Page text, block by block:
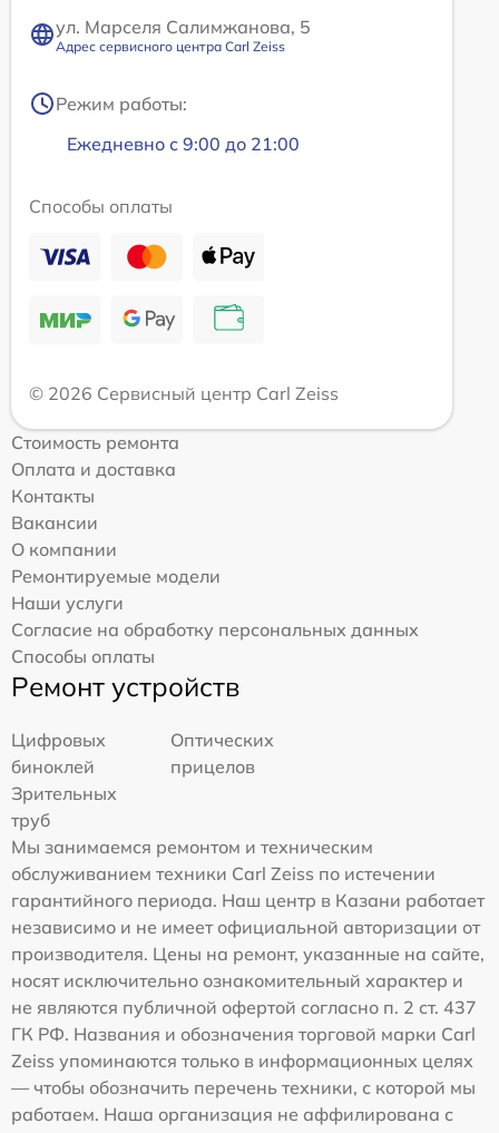
ул. Марселя Салимжанова, 5
Адрес сервисного центра Carl Zeiss
Режим работы:
Ежедневно с 9:00 до 21:00
Способы оплаты
© 2026 Сервисный центр Carl Zeiss
Стоимость ремонта
Оплата и доставка
Контакты
Вакансии
О компании
Ремонтируемые модели
Наши услуги
Согласие на обработку персональных данных
Способы оплаты
Ремонт устройств
Цифровых
биноклей
Оптических
прицелов
Зрительных
труб
Мы занимаемся ремонтом и техническим
обслуживанием техники Carl Zeiss по истечении
гарантийного периода. Наш центр в Казани работает
независимо и не имеет официальной авторизации от
производителя. Цены на ремонт, указанные на сайте,
носят исключительно ознакомительный характер и
не являются публичной офертой согласно п. 2 ст. 437
ГК РФ. Названия и обозначения торговой марки Carl
Zeiss упоминаются только в информационных целях
— чтобы обозначить перечень техники, с которой мы
работаем. Наша организация не аффилирована с